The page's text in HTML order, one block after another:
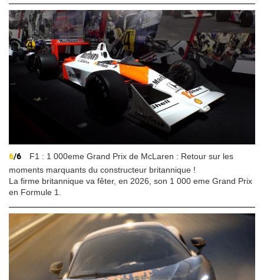
6/6
F1 : 1 000eme Grand Prix de McLaren : Retour sur les
moments marquants du constructeur britannique !
La firme britannique va fêter, en 2026, son 1 000 eme Grand Prix
en Formule 1.